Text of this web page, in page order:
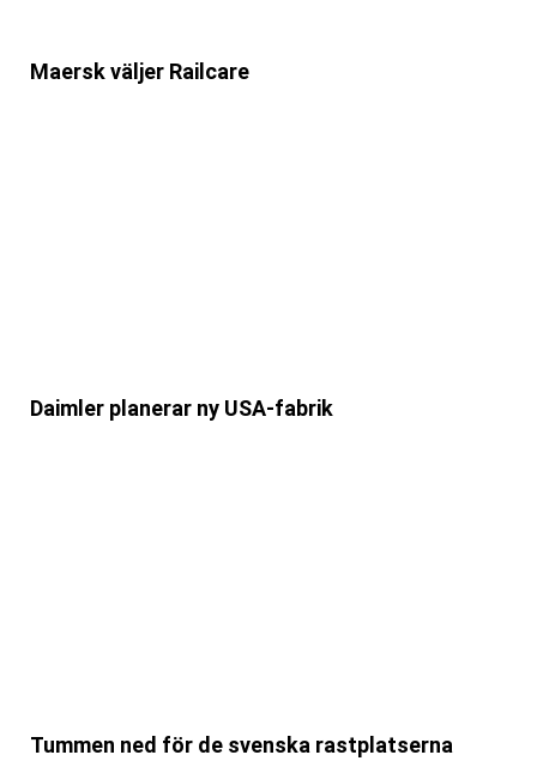
Maersk väljer Railcare
Daimler planerar ny USA-fabrik
Tummen ned för de svenska rastplatserna